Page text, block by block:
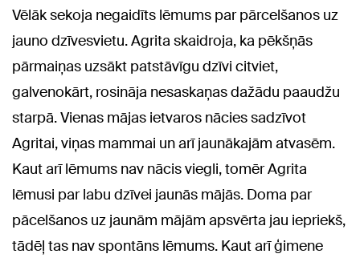
Vēlāk sekoja negaidīts lēmums par pārcelšanos uz
jauno dzīvesvietu. Agrita skaidroja, ka pēkšņās
pārmaiņas uzsākt patstāvīgu dzīvi citviet,
galvenokārt, rosināja nesaskaņas dažādu paaudžu
starpā. Vienas mājas ietvaros nācies sadzīvot
Agritai, viņas mammai un arī jaunākajām atvasēm.
Kaut arī lēmums nav nācis viegli, tomēr Agrita
lēmusi par labu dzīvei jaunās mājās. Doma par
pācelšanos uz jaunām mājām apsvērta jau iepriekš,
tādēļ tas nav spontāns lēmums. Kaut arī ģimene